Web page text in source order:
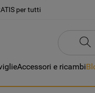
per tutti
Accessori e ricambi